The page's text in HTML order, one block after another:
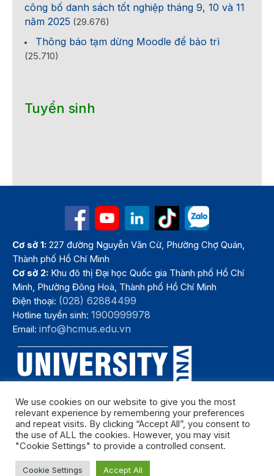
công bố danh sách tốt nghiệp tháng 9, 10 và 11
năm 2025 (29.676)
Thông báo tạm dừng Moodle để bảo trì
(25.710)
Tuyển sinh
Cơ sở 1: 227 đường Nguyễn Văn Cừ, Phường Chợ Quán,
Thành phố Hồ Chí Minh
Cơ sở 2: Khu đô thị Đại học Quốc gia Thành phố Hồ Chí
Minh, Phường Đông Hoà, Thành phố Hồ Chí Minh
Điện thoại: (028) 62884499
Hotline tuyển sinh:1900999978
Email:info@hcmus.edu.vn
Bản quyền thuộc Trường Đại học Khoa học tự nhiên, Đại học Quốc
We use cookies on our website to give you the most
relevant experience by remembering your preferences
and repeat visits. By clicking “Accept All”, you consent to
the use of ALL the cookies. However, you may visit
"Cookie Settings" to provide a controlled consent.
Cookie Settings Accept All